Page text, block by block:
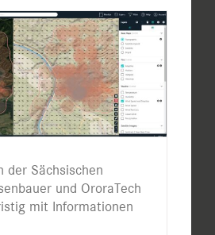
der Sächsischen
und OroraTech
mit Informationen